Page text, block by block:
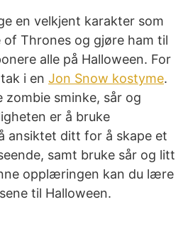
en velkjent karakter som
of Thrones og gjøre ham til
alle på Halloween. For
i en Jon Snow kostyme.
zombie sminke, sår og
er å bruke
ansiktet ditt for å skape et
samt bruke sår og litt
opplæringen kan du lære
til Halloween.